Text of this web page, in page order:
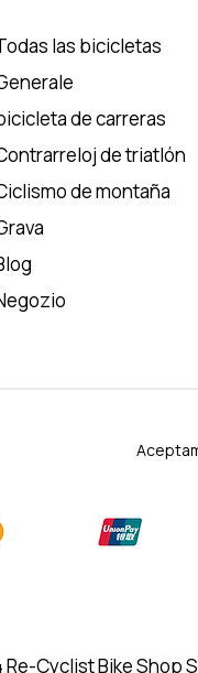
las bicicletas
de carreras
de triatlón
de montaña
Re-Cyclist Bike Shop